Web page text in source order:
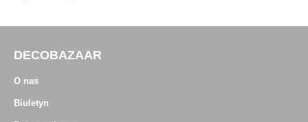
DECOBAZAAR
O nas
Biuletyn